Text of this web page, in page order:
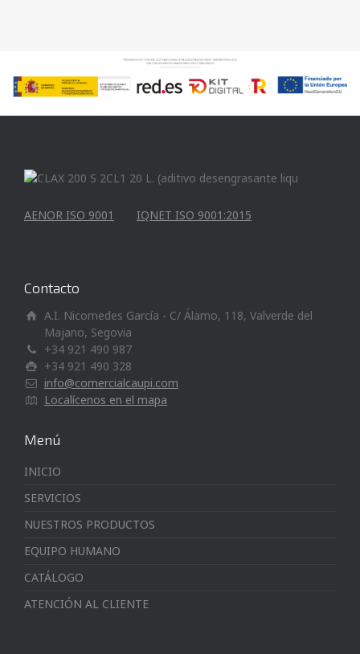
AENOR ISO 9001 IQNET ISO 9001:2015
Contacto
A.I. Nicomedes García - C/ Álamo, 118, Valverde del
Majano, Segovia
+34 921 490 987
+34 921 490 328
info@comercialcaupi.com
Localícenos en el mapa
Menú
INICIO
SERVICIOS
NUESTROS PRODUCTOS
EQUIPO HUMANO
CATÁLOGO
ATENCIÓN AL CLIENTE